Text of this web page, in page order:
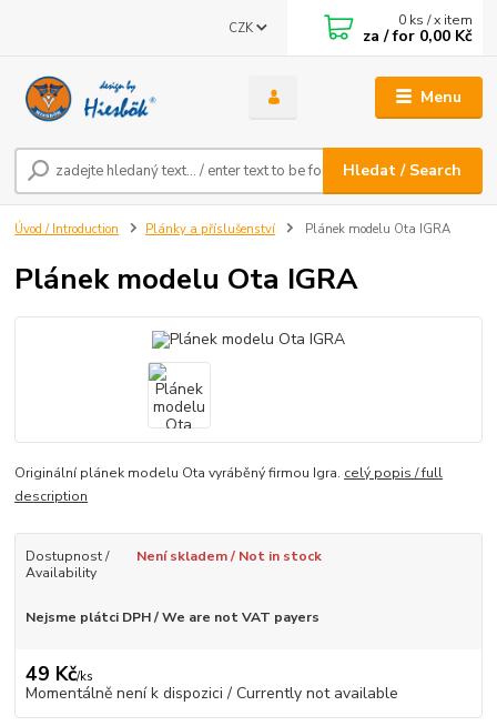
Menu
CZK
Hledat / Search
0 ks / x item
za / for 0,00 Kč
Úvod / Introduction Plánky a příslušenství Plánek modelu Ota IGRA
Plánek modelu Ota IGRA
Originální plánek modelu Ota vyráběný firmou Igra. celý popis / full
description
Dostupnost /
Availability
Není skladem / Not in stock
Nejsme plátci DPH / We are not VAT payers
49 Kč/ks
Momentálně není k dispozici / Currently not available